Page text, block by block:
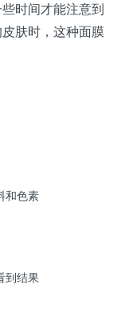
时间才能注意到
肤时，这种面膜
和色素
到结果